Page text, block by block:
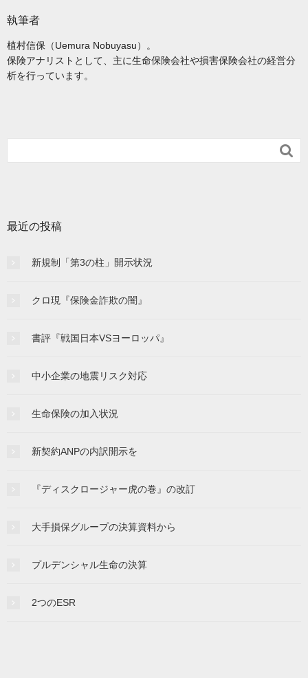
執筆者
植村信保（Uemura Nobuyasu）。
保険アナリストとして、主に生命保険会社や損害保険会社の経営分
析を行っています。

最近の投稿
新規制「第3の柱」開示状況
クロ現『保険金詐欺の闇』
書評『戦国日本VSヨーロッパ』
中小企業の地震リスク対応
生命保険の加入状況
新契約ANPの内訳開示を
『ディスクロージャー虎の巻』の改訂
大手損保グループの決算資料から
プルデンシャル生命の決算
2つのESR